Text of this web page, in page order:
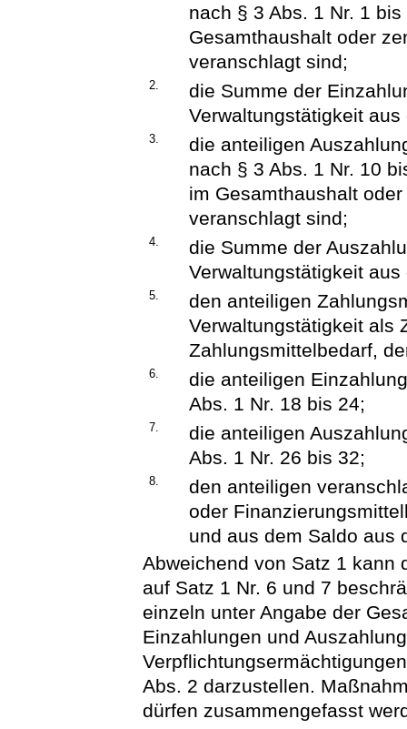
nach § 3 Abs. 1 Nr. 1
Gesamthaushalt oder
veranschlagt sind;
2.
die Summe der
Verwaltungstätigkeit
3.
die anteiligen
nach § 3 Abs. 1 Nr. 10
im Gesamthaushalt
veranschlagt sind;
4.
die Summe der
Verwaltungstätigkeit
5.
den anteiligen
Verwaltungstätigkeit als
Zahlungsmittelbedarf,
6.
die anteiligen
Abs. 1 Nr. 18 bis 24;
7.
die anteiligen
Abs. 1 Nr. 26 bis 32;
8.
den anteiligen
oder
und aus dem Saldo aus
Abweichend von Satz 1 kann
auf Satz 1 Nr. 6 und 7
einzeln unter Angabe der
Einzahlungen und
Abs. 2 darzustellen.
dürfen zusammengefasst